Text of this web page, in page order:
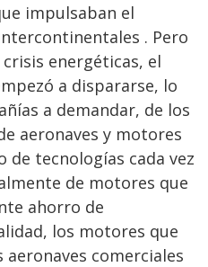
impulsaban el
. Pero
energéticas, el
a dispararse, lo
a demandar, de los
aeronaves y motores
de tecnologías cada vez
de motores que
ahorro de
los motores que
comerciales